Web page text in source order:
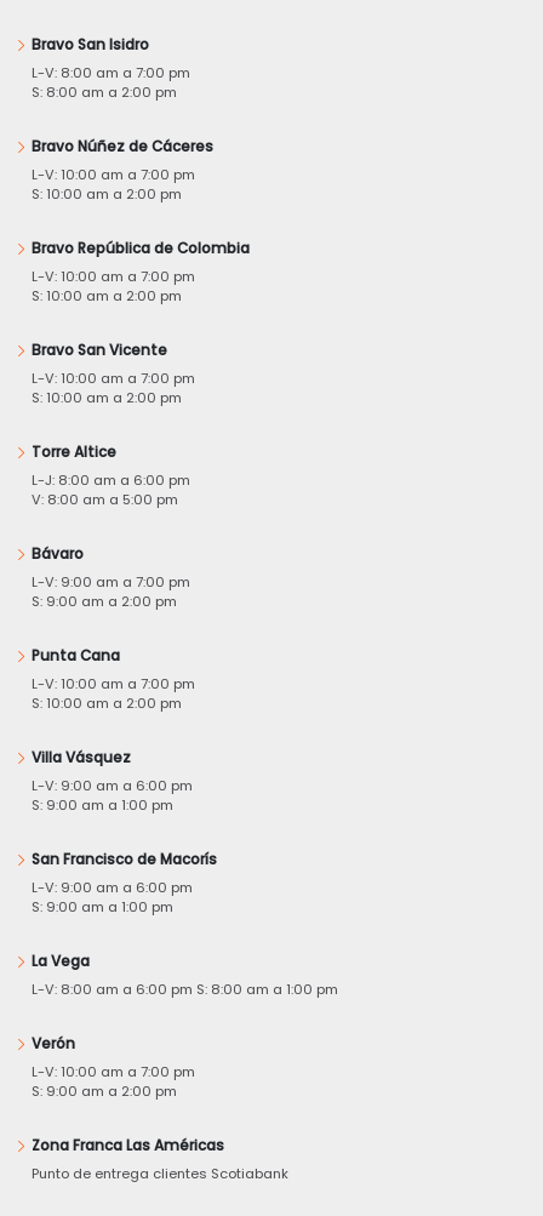
Bravo San Isidro
L-V: 8:00 am a 7:00 pm
S: 8:00 am a 2:00 pm
Bravo Núñez de Cáceres
L-V: 10:00 am a 7:00 pm
S: 10:00 am a 2:00 pm
Bravo República de Colombia
L-V: 10:00 am a 7:00 pm
S: 10:00 am a 2:00 pm
Bravo San Vicente
L-V: 10:00 am a 7:00 pm
S: 10:00 am a 2:00 pm
Torre Altice
L-J: 8:00 am a 6:00 pm
V: 8:00 am a 5:00 pm
Bávaro
L-V: 9:00 am a 7:00 pm
S: 9:00 am a 2:00 pm
Punta Cana
L-V: 10:00 am a 7:00 pm
S: 10:00 am a 2:00 pm
Villa Vásquez
L-V: 9:00 am a 6:00 pm
S: 9:00 am a 1:00 pm
San Francisco de Macorís
L-V: 9:00 am a 6:00 pm
S: 9:00 am a 1:00 pm
La Vega
L-V: 8:00 am a 6:00 pm S: 8:00 am a 1:00 pm
Verón
L-V: 10:00 am a 7:00 pm
S: 9:00 am a 2:00 pm
Zona Franca Las Américas
Punto de entrega clientes Scotiabank